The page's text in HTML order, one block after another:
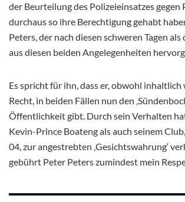
der Beurteilung des Polizeieinsatzes gegen
durchaus so ihre Berechtigung gehabt
Peters, der nach diesen schweren Tagen als
aus diesen beiden Angelegenheiten
Es spricht für ihn, dass er, obwohl
Recht, in beiden Fällen nun den
Öffentlichkeit gibt. Durch sein Verhalten
Kevin-Prince Boateng als auch seinem
04, zur angestrebten ‚Gesichtswahrung‘
gebührt Peter Peters zumindest mein